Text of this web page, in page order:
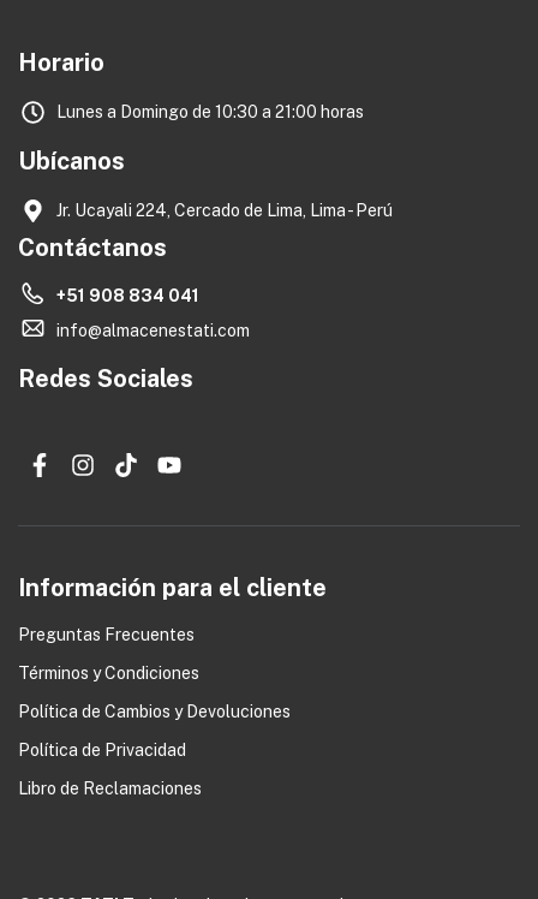
Horario
Lunes a Domingo de 10:30 a 21:00 horas
Ubícanos
Jr. Ucayali 224, Cercado de Lima, Lima - Perú
Contáctanos
+51 908 834 041
info@almacenestati.com
Redes Sociales
Información para el cliente
Preguntas Frecuentes
Términos y Condiciones
Política de Cambios y Devoluciones
Política de Privacidad
Libro de Reclamaciones